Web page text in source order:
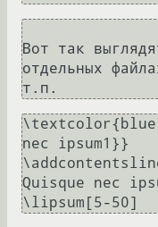
Вот так
отдельных
nec ipsum1}}
Quisque nec